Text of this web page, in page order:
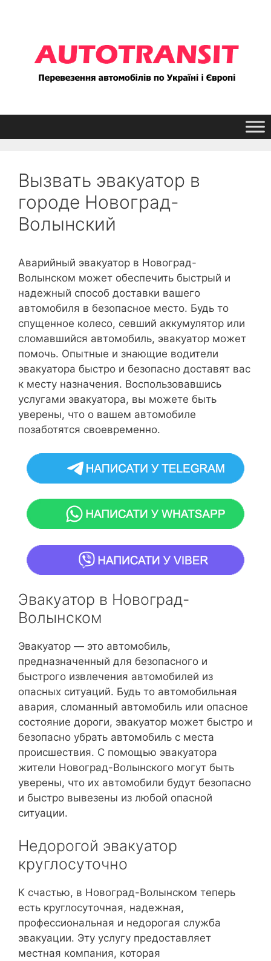
Вызвать эвакуатор в
городе Новоград-
Волынский
Аварийный эвакуатор в Новоград-
Волынском может обеспечить быстрый и
надежный способ доставки вашего
автомобиля в безопасное место. Будь то
спущенное колесо, севший аккумулятор или
сломавшийся автомобиль, эвакуатор может
помочь. Опытные и знающие водители
эвакуатора быстро и безопасно доставят вас
к месту назначения. Воспользовавшись
услугами эвакуатора, вы можете быть
уверены, что о вашем автомобиле
позаботятся своевременно.
Эвакуатор в Новоград-
Волынском
Эвакуатор — это автомобиль,
предназначенный для безопасного и
быстрого извлечения автомобилей из
опасных ситуаций. Будь то автомобильная
авария, сломанный автомобиль или опасное
состояние дороги, эвакуатор может быстро и
безопасно убрать автомобиль с места
происшествия. С помощью эвакуатора
жители Новоград-Волынского могут быть
уверены, что их автомобили будут безопасно
и быстро вывезены из любой опасной
ситуации.
Недорогой эвакуатор
круглосуточно
К счастью, в Новоград-Волынском теперь
есть круглосуточная, надежная,
профессиональная и недорогая служба
эвакуации. Эту услугу предоставляет
местная компания, которая